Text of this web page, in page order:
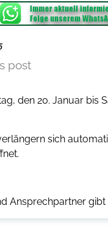
post
den 20. Januar bis
sich
Ansprechpartner